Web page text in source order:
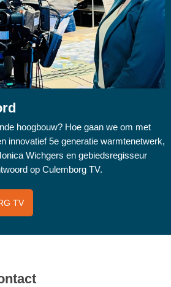
hoogbouw? Hoe gaan we om met
innovatief 5e generatie warmtenetwerk,
Wichgers en gebiedsregisseur
op Culemborg TV.
TV